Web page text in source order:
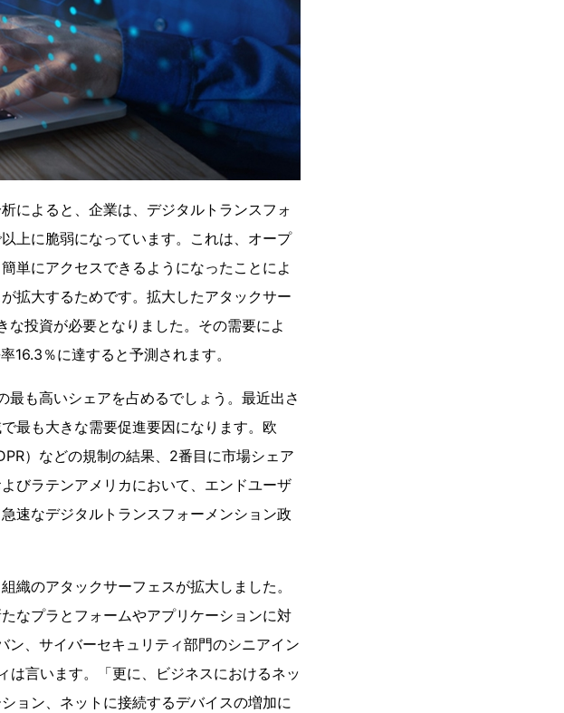
によると、企業は、デジタルトランスフォ
上に脆弱になっています。これは、オープ
単にアクセスできるようになったことによ
拡大するためです。拡大したアタックサー
投資が必要となりました。その需要によ
16.3％に達すると予測されます。
も高いシェアを占めるでしょう。最近出さ
最も大きな需要促進要因になります。欧
）などの規制の結果、2番目に市場シェア
びラテンアメリカにおいて、エンドユーザ
速なデジタルトランスフォーメンション政
織のアタックサーフェスが拡大しました。
なプラとフォームやアプリケーションに対
、サイバーセキュリティ部門のシニアイン
は言います。「更に、ビジネスにおけるネッ
ョン、ネットに接続するデバイスの増加に